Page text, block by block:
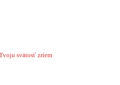
svätosť zriem